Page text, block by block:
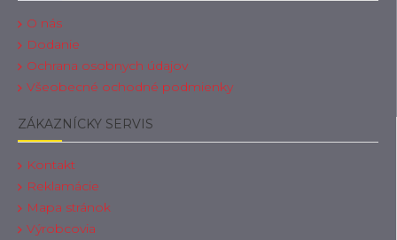
O nás
Dodanie
Ochrana osobnych údajov
Všeobecné ochodné podmienky
ZÁKAZNÍCKY SERVIS
Kontakt
Reklamácie
Mapa stránok
Výrobcovia